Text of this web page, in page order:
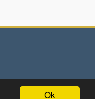
Ok